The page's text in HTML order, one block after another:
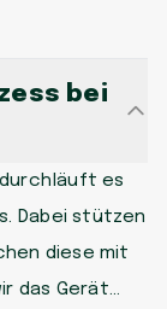
bei
es
Dabei stützen
diese mit
das Gerät